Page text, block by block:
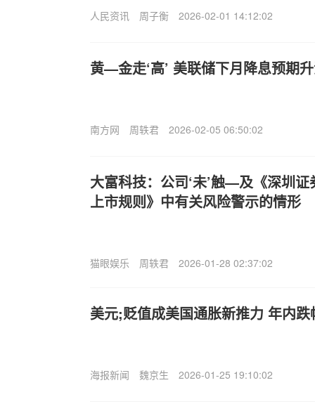
人民资讯 周子衡 2026-02-01 14:12:02
黄—金走‘高’ 美联储下月降息预期
南方网 周轶君 2026-02-05 06:50:02
大富科技：公司‘未’触—及《深圳
上市规则》中有关风险警示的情形
猫眼娱乐 周轶君 2026-01-28 02:37:02
美元;贬值成美国通胀新推力 年内跌
海报新闻 魏京生 2026-01-25 19:10:02